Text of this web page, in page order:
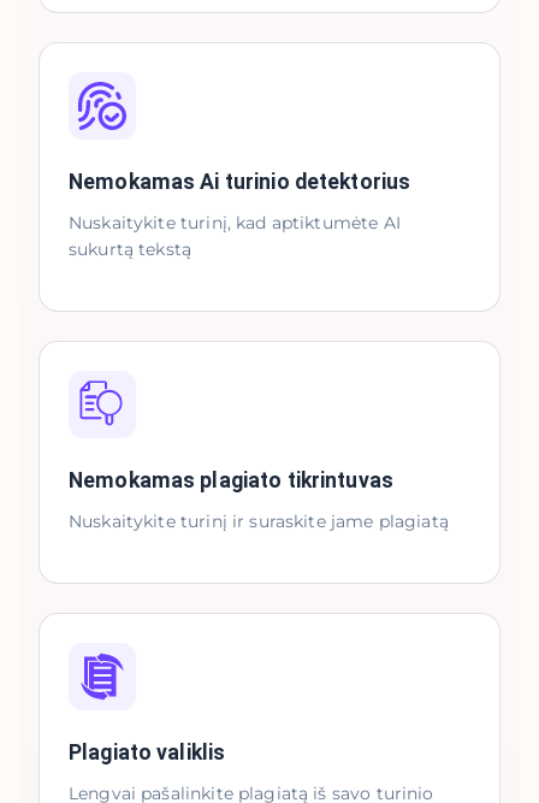
Nemokamas Ai turinio detektorius
Nuskaitykite turinį, kad aptiktumėte AI
sukurtą tekstą
Nemokamas plagiato tikrintuvas
Nuskaitykite turinį ir suraskite jame plagiatą
Plagiato valiklis
Lengvai pašalinkite plagiatą iš savo turinio